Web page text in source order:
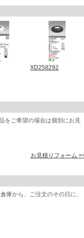
XD258292
をご希望の場合は個別にお見
お見積りフォーム
から、ご注文のその日に、